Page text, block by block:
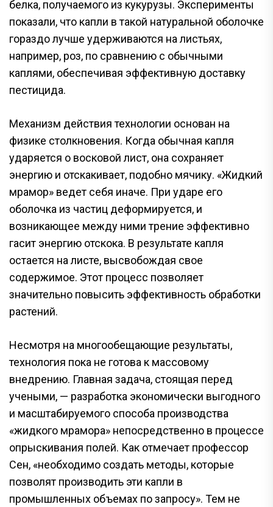
белка, получаемого из кукурузы. Эксперименты
показали, что капли в такой натуральной оболочке
гораздо лучше удерживаются на листьях,
например, роз, по сравнению с обычными
каплями, обеспечивая эффективную доставку
пестицида.
Механизм действия технологии основан на
физике столкновения. Когда обычная капля
ударяется о восковой лист, она сохраняет
энергию и отскакивает, подобно мячику. «Жидкий
мрамор» ведет себя иначе. При ударе его
оболочка из частиц деформируется, и
возникающее между ними трение эффективно
гасит энергию отскока. В результате капля
остается на листе, высвобождая свое
содержимое. Этот процесс позволяет
значительно повысить эффективность обработки
растений.
Несмотря на многообещающие результаты,
технология пока не готова к массовому
внедрению. Главная задача, стоящая перед
учеными, — разработка экономически выгодного
и масштабируемого способа производства
«жидкого мрамора» непосредственно в процессе
опрыскивания полей. Как отмечает профессор
Сен, «необходимо создать методы, которые
позволят производить эти капли в
промышленных объемах по запросу». Тем не